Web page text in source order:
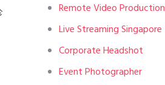
Remote Video Production
Live Streaming Singapore
Corporate Headshot
Event Photographer